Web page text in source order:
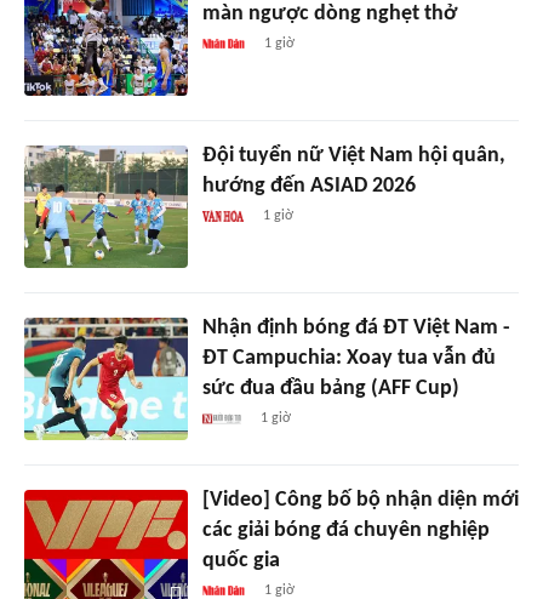
màn ngược dòng nghẹt thở
1 giờ
Đội tuyển nữ Việt Nam hội quân,
hướng đến ASIAD 2026
1 giờ
Nhận định bóng đá ĐT Việt Nam -
ĐT Campuchia: Xoay tua vẫn đủ
sức đua đầu bảng (AFF Cup)
1 giờ
[Video] Công bố bộ nhận diện mới
các giải bóng đá chuyên nghiệp
quốc gia
1 giờ